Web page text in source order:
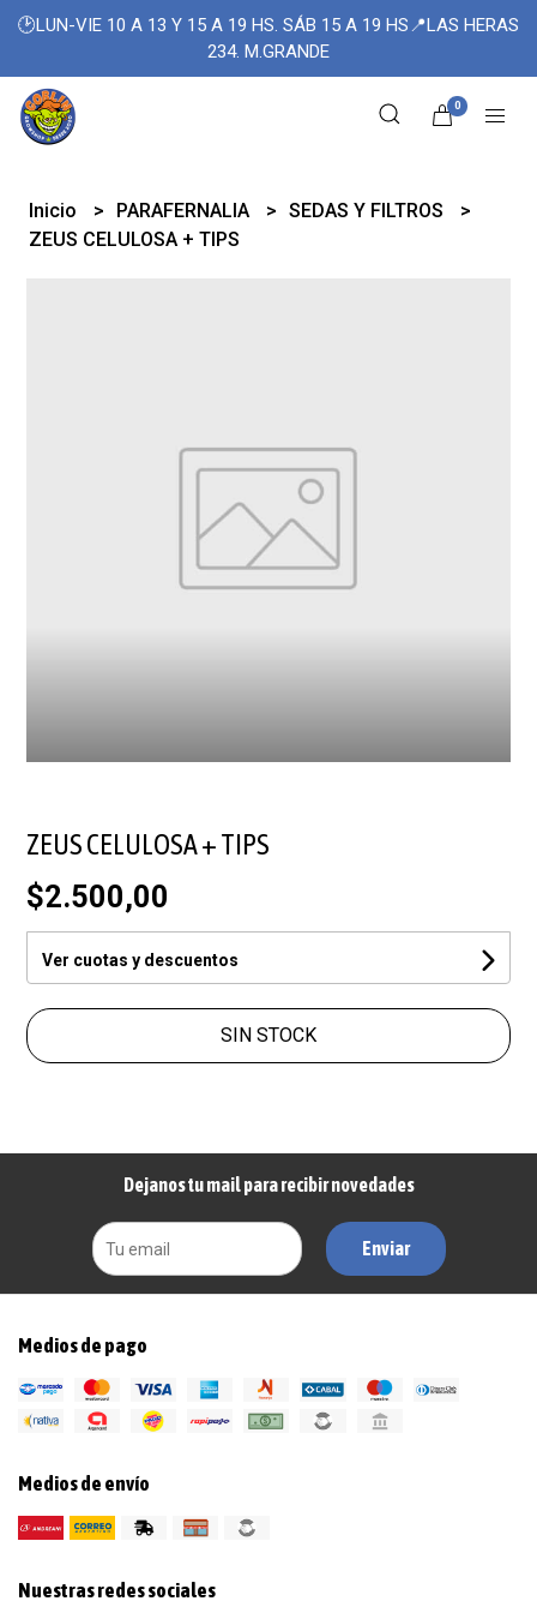
🕑LUN-VIE 10 A 13 Y 15 A 19 HS. SÁB 15 A 19 HS📍LAS HERAS
234. M.GRANDE
0
Inicio PARAFERNALIA
SEDAS Y FILTROS
ZEUS CELULOSA + TIPS
ZEUS CELULOSA + TIPS
$2.500,00
Ver cuotas y descuentos
SIN STOCK
Dejanos tu mail para recibir novedades
Enviar
Medios de pago
Medios de envío
Nuestras redes sociales